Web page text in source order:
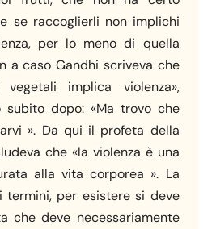
se raccoglierli non implichi
per lo meno di quella
a caso Gandhi scriveva che
implica violenza»,
subito dopo: «Ma trovo che
». Da qui il profeta della
che «la violenza è una
alla vita corporea ». La
termini, per esistere si deve
che deve necessariamente